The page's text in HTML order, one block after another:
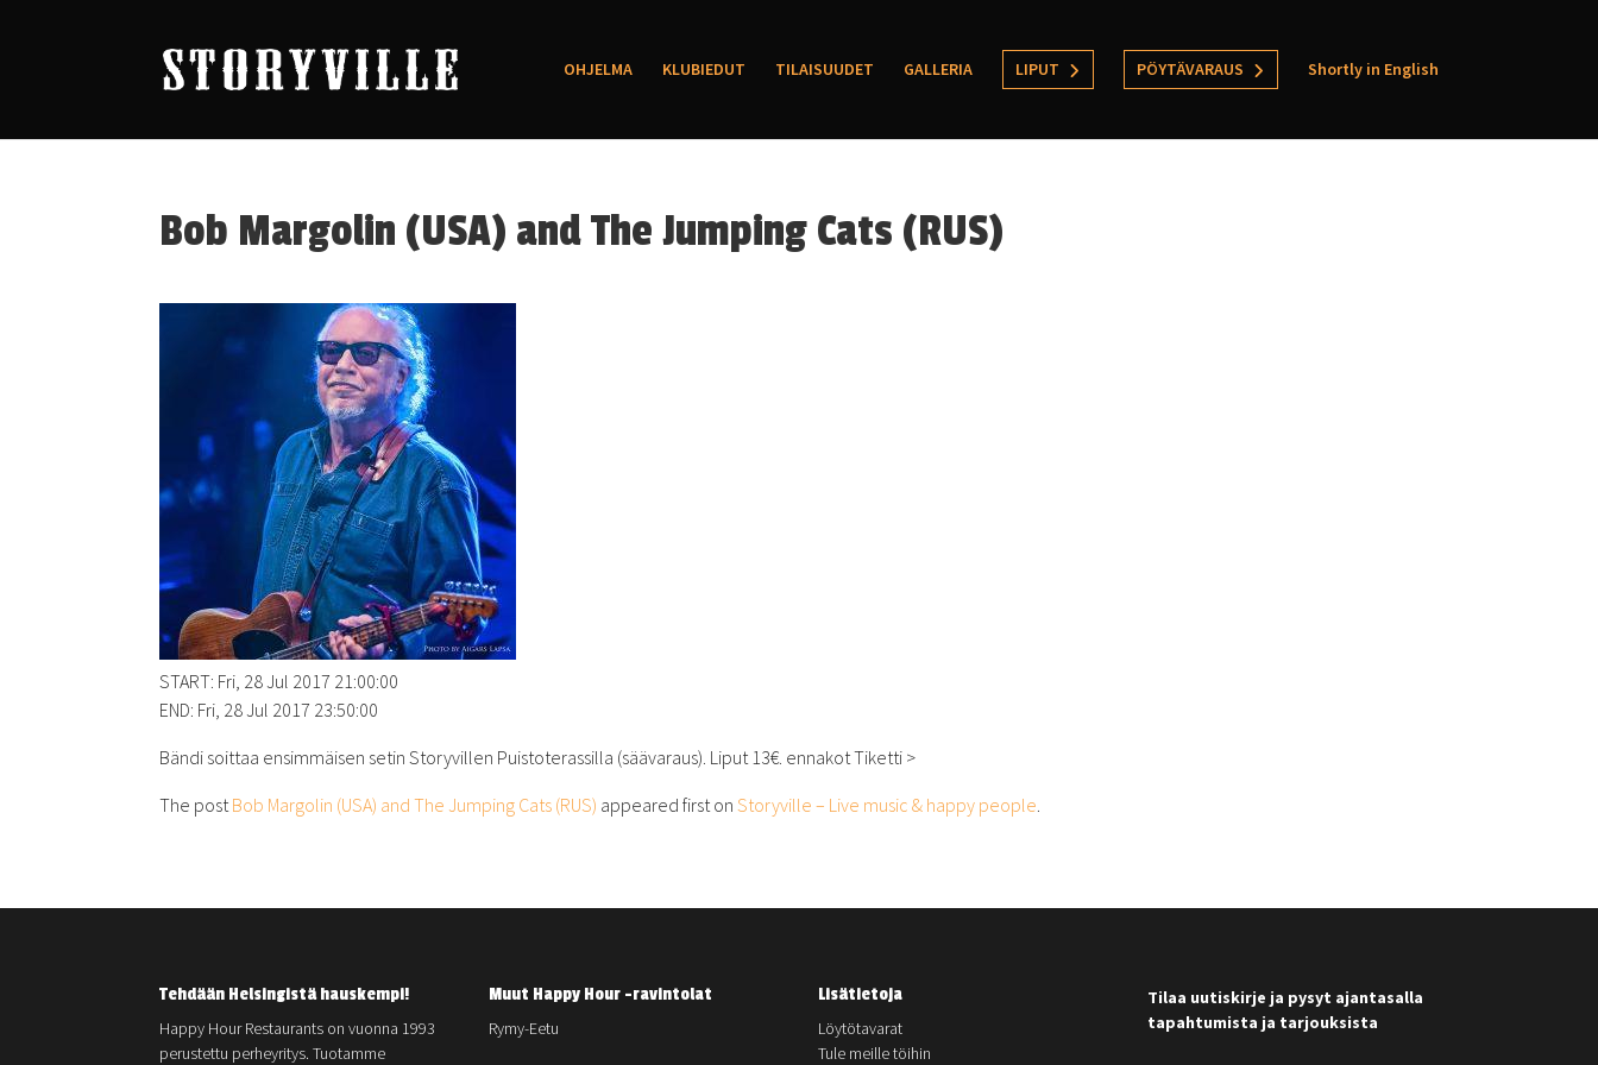
OHJELMA KLUBIEDUT TILAISUUDET GALLERIA LIPUT PÖYTÄVARAUS Shortly in English
Bob Margolin (USA) and The Jumping Cats (RUS)
START: Fri, 28 Jul 2017 21:00:00
END: Fri, 28 Jul 2017 23:50:00
Bändi soittaa ensimmäisen setin Storyvillen Puistoterassilla (säävaraus). Liput 13€. ennakot Tiketti >
The postBob Margolin (USA) and The Jumping Cats (RUS) appeared first onStoryville – Live music & happy people.
Tehdään Helsingistä hauskempi!
Happy Hour Restaurants on vuonna 1993
perustettu perheyritys. Tuotamme
Muut Happy Hour -ravintolat
Rymy-Eetu
Lisätietoja
Löytötavarat
Tule meille töihin
Tilaa uutiskirje ja pysyt ajantasalla
tapahtumista ja tarjouksista